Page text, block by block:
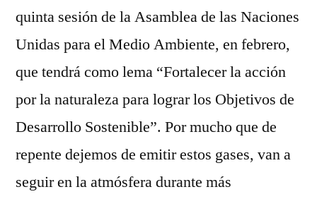
quinta sesión de la Asamblea de las Naciones
Unidas para el Medio Ambiente, en febrero,
que tendrá como lema “Fortalecer la acción
por la naturaleza para lograr los Objetivos de
Desarrollo Sostenible”. Por mucho que de
repente dejemos de emitir estos gases, van a
seguir en la atmósfera durante más